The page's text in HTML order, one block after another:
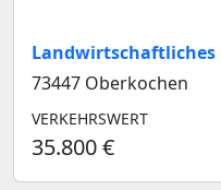
Landwirtschaftliches
73447 Oberkochen
VERKEHRSWERT
35.800 €